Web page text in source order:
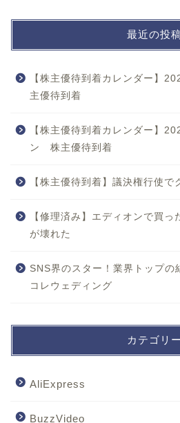
最近の投
【株主優待到着カレンダー】
主優待到着
【株主優待到着カレンダー】
ン 株主優待到着
【株主優待到着】議決権行使
【修理済み】エディオンで買
が壊れた
SNS界のスター！業界トップの
コレウェディング
カテゴリー
AliExpress
BuzzVideo